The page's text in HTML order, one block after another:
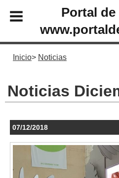
Portal
Inicio Noticias
Noticias
07/12/2018